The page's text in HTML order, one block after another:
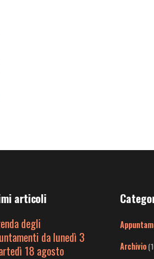
articoli
degli
da lunedì 3
18 agosto
Archivio